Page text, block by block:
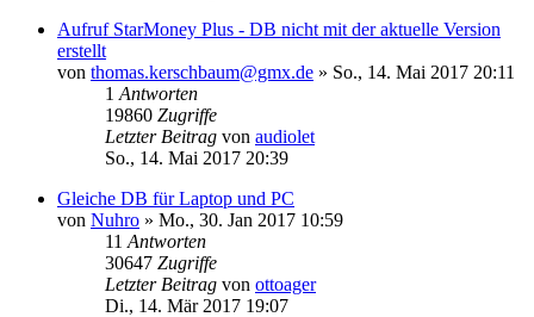
Aufruf StarMoney Plus - DB nicht mit der aktuelle Version
erstellt
von thomas.kerschbaum@gmx.de » So., 14. Mai 2017 20:11
1 Antworten
19860 Zugriffe
Letzter Beitrag von audiolet
So., 14. Mai 2017 20:39
Gleiche DB für Laptop und PC
von Nuhro » Mo., 30. Jan 2017 10:59
11 Antworten
30647 Zugriffe
Letzter Beitrag von ottoager
Di., 14. Mär 2017 19:07